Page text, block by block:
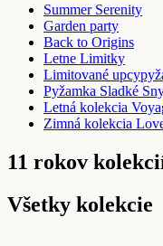
Summer Serenity
Garden party
Back to Origins
Letne Limitky
Limitované
Pyžamka Sladké
Letná kolekcia
Zimná kolekcia
11 rokov
Všetky kolekcie